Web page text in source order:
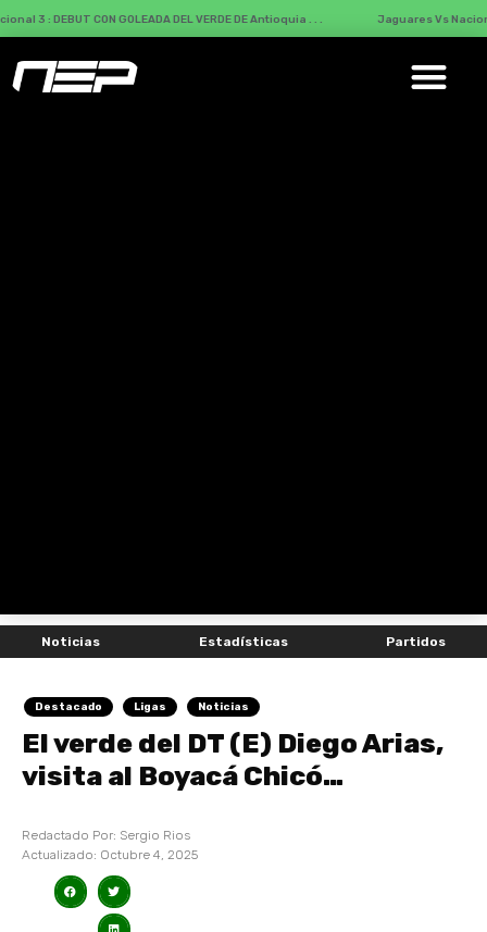
CON GOLEADA DEL VERDE DE Antioquia . . . Jaguares Vs Nacional :
Noticias Estadísticas Partidos
Destacado Ligas Noticias
El verde del DT (E) Diego Arias,
visita al Boyacá Chicó…
Redactado Por: Sergio Rios
Actualizado: Octubre 4, 2025